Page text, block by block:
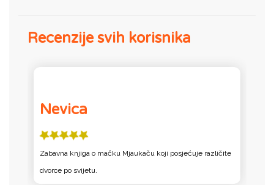
Recenzije svih korisnika
Nevica
Zabavna knjiga o mačku Mjaukaču koji posjećuje različite
dvorce po svijetu.